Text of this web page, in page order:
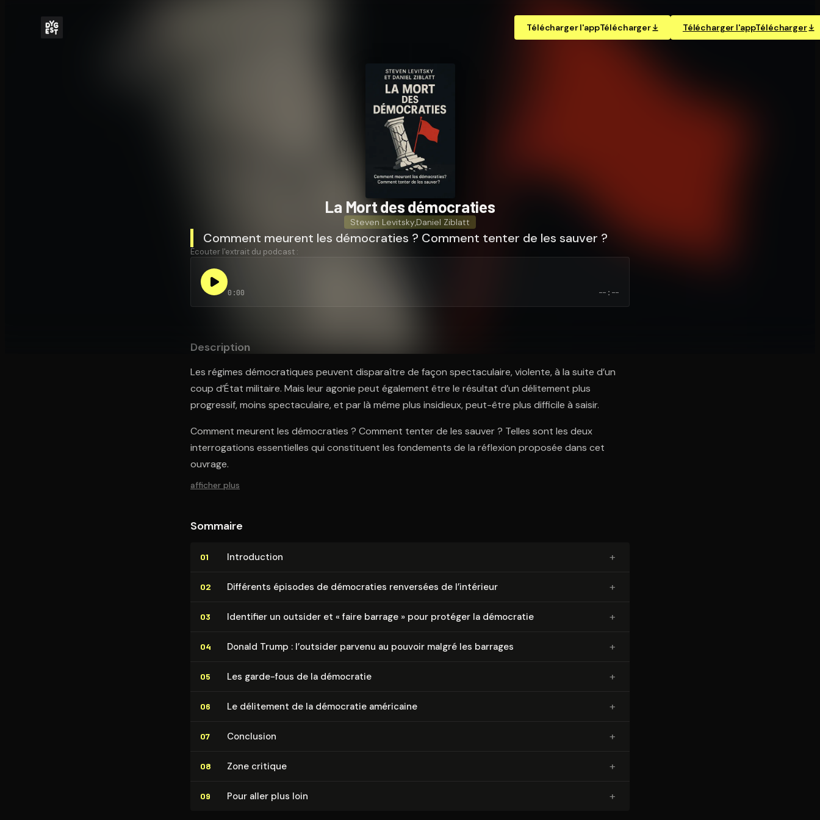
Télécharger l'appTélécharger Télécharger l'appTélécharger
La Mort des démocraties
Steven Levitsky Daniel Ziblatt
Comment meurent les démocraties ? Comment tenter de les sauver ?
Écouter l'extrait du podcast :
0:00 --:--
Description
Les régimes démocratiques peuvent disparaître de façon spectaculaire, violente, à la suite d’un
coup d’État militaire. Mais leur agonie peut également être le résultat d’un délitement plus
progressif, moins spectaculaire, et par là même plus insidieux, peut-être plus difficile à saisir.
Comment meurent les démocraties ? Comment tenter de les sauver ? Telles sont les deux
interrogations essentielles qui constituent les fondements de la réflexion proposée dans cet
ouvrage.
afficher plus
Sommaire
01 In­tro­duc­tion +
02 Différents épisodes de démocraties renversées de l’intérieur +
03 Identifier un outsider et « faire barrage » pour protéger la démocratie +
04 Donald Trump : l’outsider parvenu au pouvoir malgré les barrages +
05 Les garde-fous de la démocratie +
06 Le délitement de la démocratie américaine +
07 Conclusion +
08 Zone critique +
09 Pour aller plus loin +